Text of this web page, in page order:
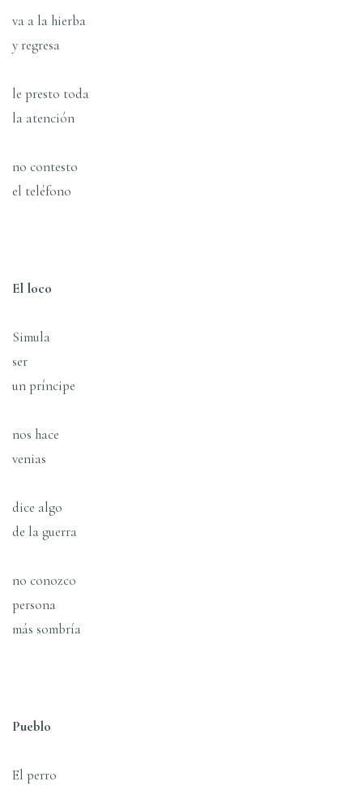
va a la hierba
y regresa
le presto toda
la atención
no contesto
el teléfono
El loco
Simula
ser
un prí­ncipe
nos hace
venias
dice algo
de la guerra
no conozco
persona
más sombrí­a
Pueblo
El perro